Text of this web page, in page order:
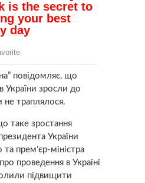
повідомляє, що
України зросли до
не траплялося.
таке зростання
України
прем’єр-міністра
проведення в Україні
підвищити